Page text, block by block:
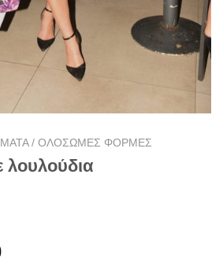
/ ΟΛΌΣΩΜΕΣ ΦΌΡΜΕΣ
λουλούδια
Η